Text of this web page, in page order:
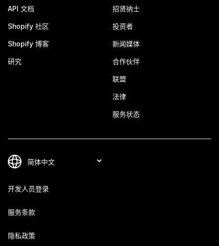
API 文档
Shopify 社区
Shopify 博客
研究
招贤纳士
投资者
新闻媒体
合作伙伴
联盟
法律
服务状态
开发人员登录
服务条款
隐私政策